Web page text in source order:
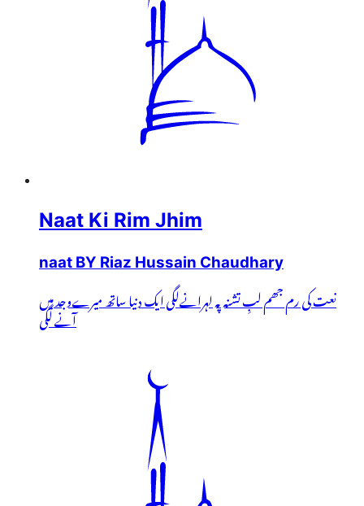
Naat Ki Rim Jhim
naat BY Riaz Hussain Chaudhary
نعت کی رم جھم لبِ تشنہ پہ لہرانےلگی ایک دنیا ساتھ میرےوجد میں
آنے لگی